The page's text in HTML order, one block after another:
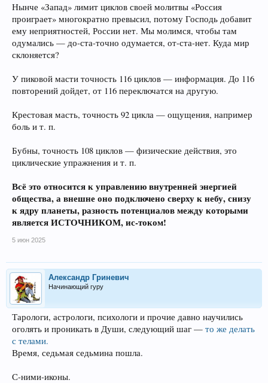
Нынче «Запад» лимит циклов своей молитвы «Россия
проиграет» многократно превысил, потому Господь добавит
ему неприятностей, России нет. Мы молимся, чтобы там
одумались — до-ста-точно одумается, от-ста-нет. Куда мир
склоняется?
У пиковой масти точность 116 циклов — информация. До 116
повторений дойдет, от 116 переключатся на другую.
Крестовая масть, точность 92 цикла — ощущения, например
боль и т. п.
Бубны, точность 108 циклов — физические действия, это
циклические упражнения и т. п.
Всё это относится к управлению внутренней энергией
общества, а внешне оно подключено сверху к небу, снизу
к ядру планеты, разность потенциалов между которыми
является ИСТОЧНИКОМ, ис-током!
5 июн 2025
Александр Гриневич
Начинающий гуру
Тарологи, астрологи, психологи и прочие давно научились
оголять и проникать в Души, следующий шаг — то же делать
с телами.
Время, седьмая седьмина пошла.
С-ними-иконы.